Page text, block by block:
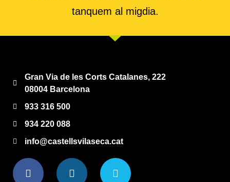
tanquem al migdia.
Gran Via de les Corts Catalanes, 222
08004 Barcelona
933 316 500
934 220 088
info@castellsvilaseca.cat